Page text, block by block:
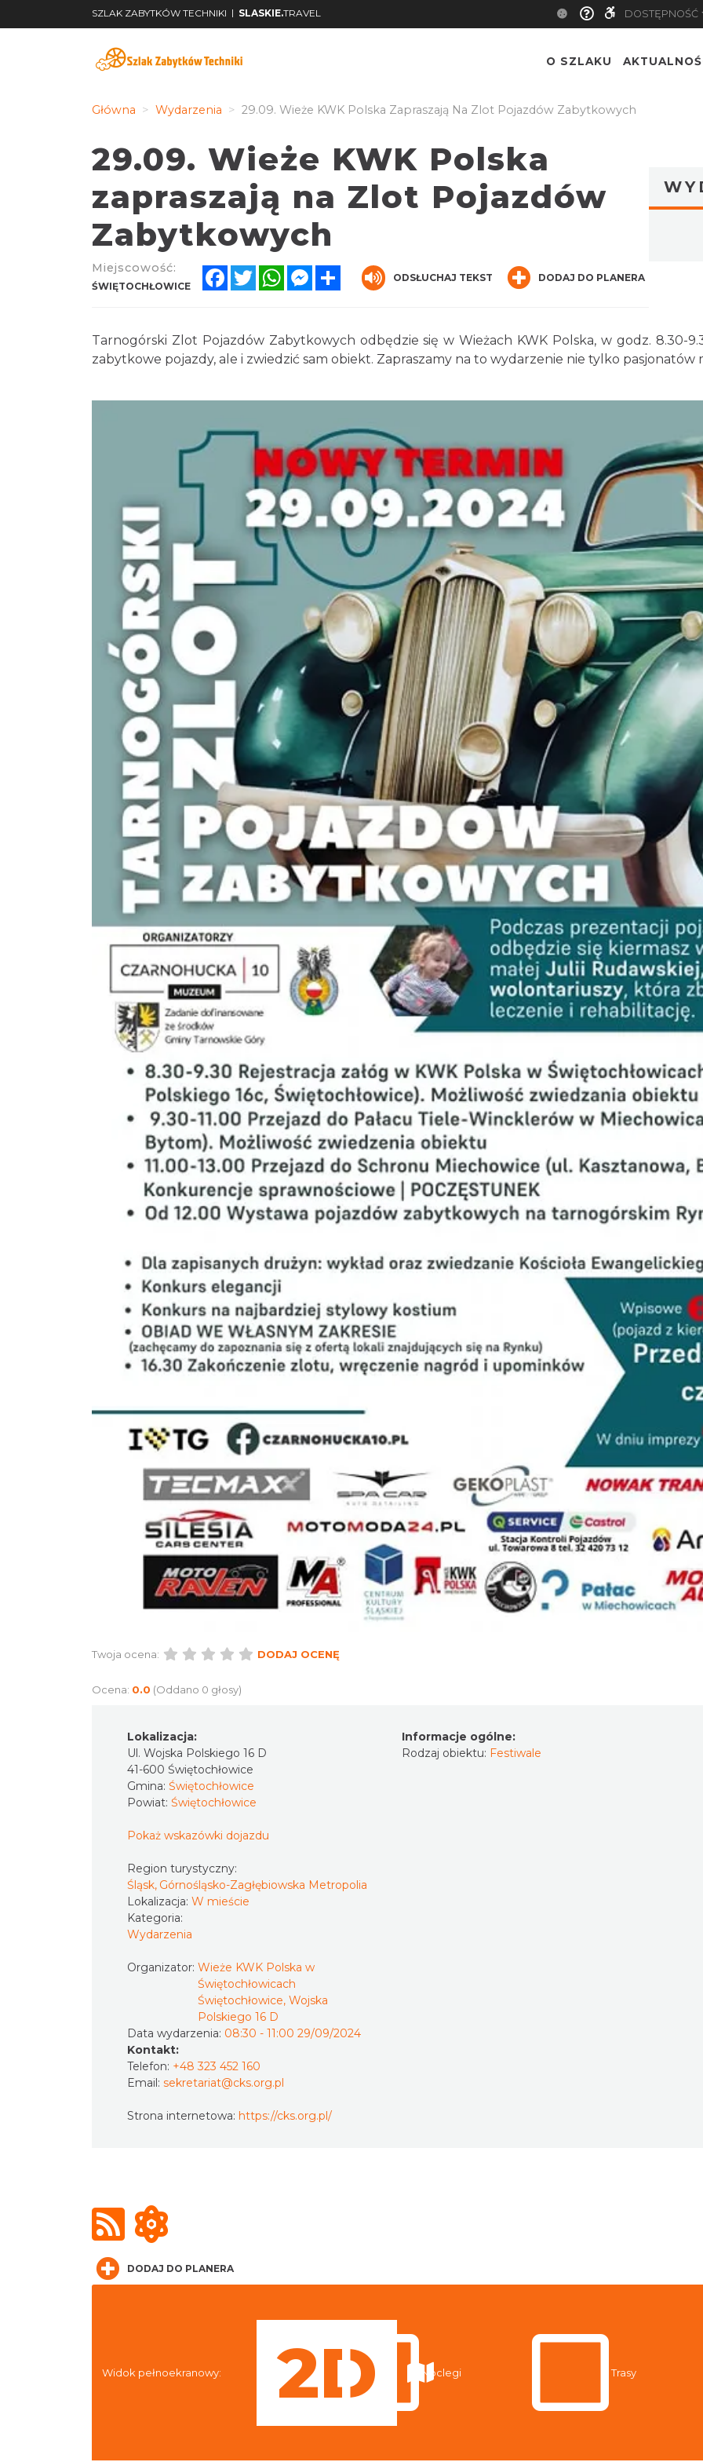
SZLAK ZABYTKÓW TECHNIKI | SLASKIE.TRAVEL DOSTĘPNOŚĆ
O SZLAKU
Główna Wydarzenia 29.09. Wieże KWK Polska Zapraszają Na Zlot Pojazdów Zabytkowych
29.09. Wieże KWK Polska
zapraszają na Zlot Pojazdów
Zabytkowych
Miejscowość:
ŚWIĘTOCHŁOWICE
FacebookTwitterWhatsAppMessenger
Share ODSŁUCHAJ TEKST DODAJ DO PLANERA
Tarnogórski Zlot Pojazdów Zabytkowych odbędzie się w Wieżach KWK Polska, w godz. 8.30-
zabytkowe pojazdy, ale i zwiedzić sam obiekt. Zapraszamy na to wydarzenie nie tylko pasjonatów
Twoja ocena: DODAJ OCENĘ
Ocena: 0.0 (Oddano 0 głosy)
Lokalizacja:
Ul. Wojska Polskiego 16 D
41-600 Świętochłowice
Gmina: Świętochłowice
Powiat: Świętochłowice
Pokaż wskazówki dojazdu
Region turystyczny:
Śląsk, Górnośląsko-Zagłębiowska Metropolia
Lokalizacja: W mieście
Kategoria:
Wydarzenia
Organizator: Wieże KWK Polska w
Świętochłowicach
Świętochłowice, Wojska
Polskiego 16 D
Data wydarzenia: 08:30 - 11:00 29/09/2024
Kontakt:
Telefon: +48 323 452 160
Email: sekretariat@cks.org.pl
Strona internetowa: https://cks.org.pl/
Informacje ogólne:
Rodzaj obiektu: Festiwale
DODAJ DO PLANERA
Widok pełnoekranowy: Noclegi Trasy